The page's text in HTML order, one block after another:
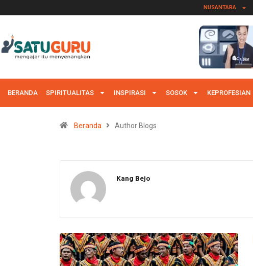
NUSANTARA
BERANDA SPIRITUALITAS INSPIRASI SOSOK KEPROFESIAN
Beranda Author Blogs
Kang Bejo